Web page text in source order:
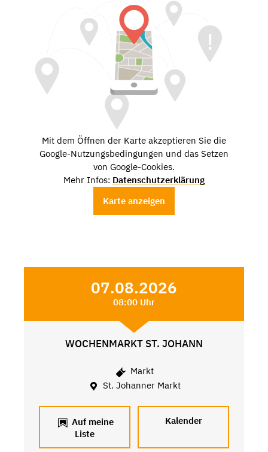
Mit dem Öffnen der Karte akzeptieren Sie die
Google-Nutzungsbedingungen und das Setzen
von Google-Cookies.
Mehr Infos: Datenschutzerklärung
Karte anzeigen
07.08.2026
08:00 Uhr
WOCHENMARKT ST. JOHANN
Markt
St. Johanner Markt
Auf meine
Liste
Kalender